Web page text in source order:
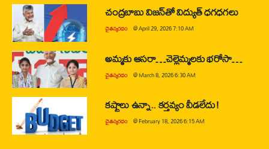
చంద్రబాబు విజన్‌తో విద్యుత్ ధగధగలు
చైతన్యరధం @April 29, 2026 7:10 AM
అమ్మకు ఆసరా…చెల్లెమ్మలకు భరోసా…
చైతన్యరధం @March 8, 2026 6:30 AM
కష్టాలు ఉన్నా.. కర్తవ్యం వీడలేదు!
చైతన్యరధం @February 18, 2026 6:15 AM